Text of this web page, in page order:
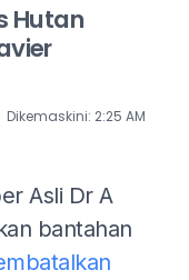
Hutan
Dikemaskini: 2:25 AM
Asli Dr A
bantahan